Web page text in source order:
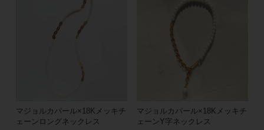
マジョルカパール×18Kメッキチ
ェーンロングネックレス
マジョルカパール×18Kメッキチ
ェーンY字ネックレス